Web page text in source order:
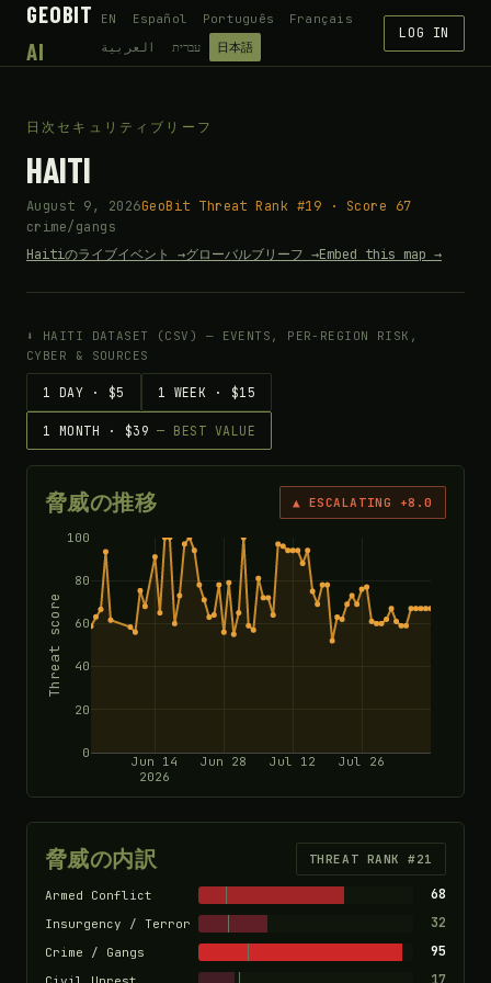
GEOBIT
AI
EN Español Português
Français
العربية
עברית 日本語
LOG IN
日次セキュリティブリーフ
HAITI
August 9, 2026GeoBit Threat Rank #19 · Score 67
crime/gangs
Haitiのライブイベント →グローバルブリーフ →Embed this map →
⬇ HAITI DATASET (CSV) — EVENTS, PER-REGION RISK,
CYBER & SOURCES
1 DAY · $5 1 WEEK · $15
1 MONTH · $39— BEST VALUE
脅威の推移 ▲ ESCALATING +8.0
Jun 14
2026
Jun 28 Jul 12 Jul 26
0
20
40
60
80
100
Threat score
脅威の内訳 THREAT RANK #21
Armed Conflict 68
Insurgency / Terror 32
Crime / Gangs 95